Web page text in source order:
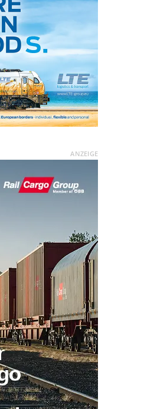
ANZEIGE